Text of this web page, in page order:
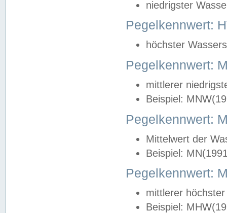
niedrigster
Pegelkennwert:
höchster
Pegelkennwert:
mittlerer
Beispiel:
Pegelkennwert:
Mittelwert der
Beispiel:
Pegelkennwert:
mittlerer
Beispiel: